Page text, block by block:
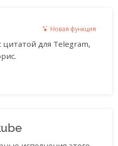
Новая функция
цитатой для Telegram,